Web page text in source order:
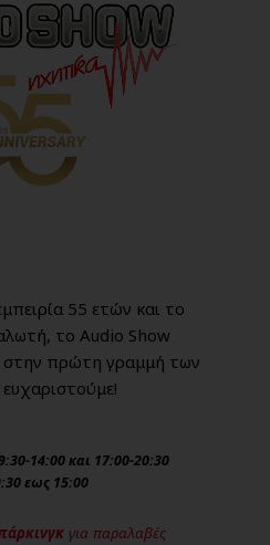
55 ετών και το
το Audio Show
στην πρώτη γραμμή των
14:00 και 17:00-20:30
εως 15:00
για παραλαβές